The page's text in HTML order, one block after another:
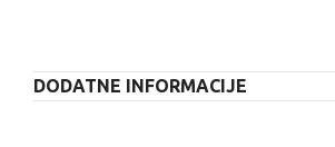
DODATNE INFORMACIJE